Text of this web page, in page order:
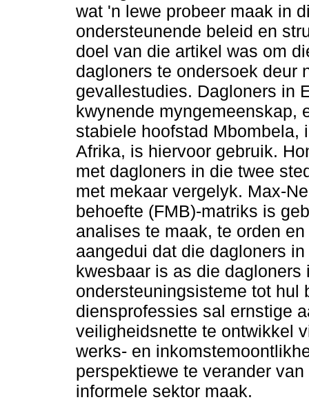
wat 'n lewe probeer maak in
ondersteunende beleid en
doel van die artikel was om
dagloners te ondersoek deur
gevallestudies. Dagloners in
kwynende myngemeenskap,
stabiele hoofstad Mbombela,
Afrika, is hiervoor gebruik.
met dagloners in die twee
met mekaar vergelyk. Max-
behoefte (FMB)-matriks is
analises te maak, te orden
aangedui dat die dagloners
kwesbaar is as die
ondersteuningsisteme tot hul
diensprofessies sal ernstige
veiligheidsnette te ontwikkel
werks- en
perspektiewe te verander
informele sektor maak.